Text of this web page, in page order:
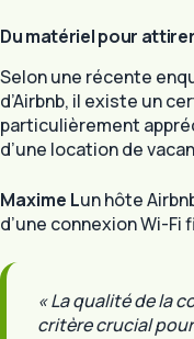
Du matériel pour
Selon une récente
d’Airbnb, il existe un
particulièrement
d’une location de
Maxime Lun hôte
d’une connexion Wi-Fi
« La qualité de la
critère crucial